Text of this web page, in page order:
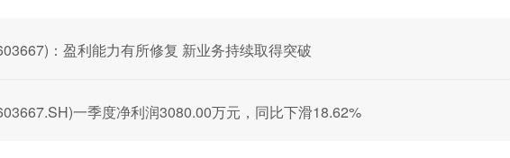
：盈利能力有所修复 新业务持续取得突破
一季度净利润3080.00万元，同比下滑18.62%